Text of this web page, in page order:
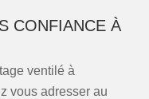
CONFIANCE À
ventilé à
vous adresser au